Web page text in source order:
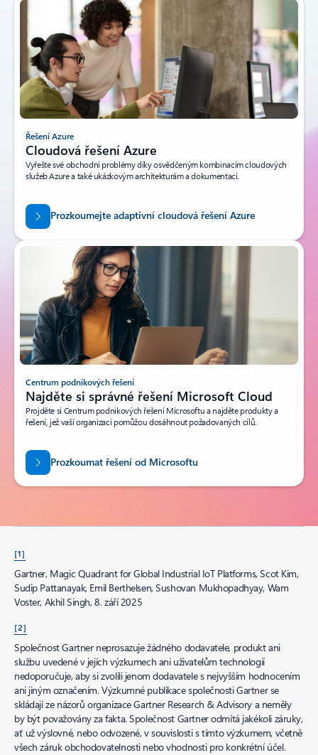
Řešení Azure
Cloudová řešení Azure
Vyřešte své obchodní problémy díky osvědčeným kombinacím cloudových
služeb Azure a také ukázkovým architekturám a dokumentaci.
Prozkoumejte adaptivní cloudová řešení Azure
Centrum podnikových řešení
Najděte si správné řešení Microsoft Cloud
Projděte si Centrum podnikových řešení Microsoftu a najděte produkty a
řešení, jež vaší organizaci pomůžou dosáhnout požadovaných cílů.
Prozkoumat řešení od Microsoftu
[1]
Gartner, Magic Quadrant for Global Industrial IoT Platforms, Scot Kim,
Sudip Pattanayak, Emil Berthelsen, Sushovan Mukhopadhyay, Wam
Voster, Akhil Singh, 8. září 2025
[2]
Společnost Gartner neprosazuje žádného dodavatele, produkt ani
službu uvedené v jejích výzkumech ani uživatelům technologií
nedoporučuje, aby si zvolili jenom dodavatele s nejvyšším hodnocením
ani jiným označením. Výzkumné publikace společnosti Gartner se
skládají ze názorů organizace Gartner Research & Advisory a neměly
by být považovány za fakta. Společnost Gartner odmítá jakékoli záruky,
ať už výslovné, nebo odvozené, v souvislosti s tímto výzkumem, včetně
všech záruk obchodovatelnosti nebo vhodnosti pro konkrétní účel.